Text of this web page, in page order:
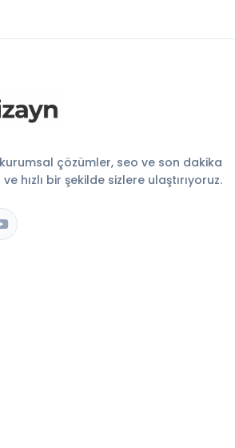
çözümler, seo ve son dakika
hızlı bir şekilde sizlere ulaştırıyoruz.